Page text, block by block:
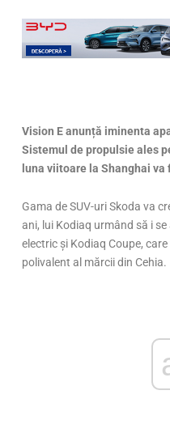
Vision E anunță iminenta
Sistemul de propulsie ales
luna viitoare la Shanghai va
Gama de SUV-uri Skoda va
ani, lui Kodiaq urmând să i
electric și Kodiaq Coupe,
polivalent al mărcii din Cehia.